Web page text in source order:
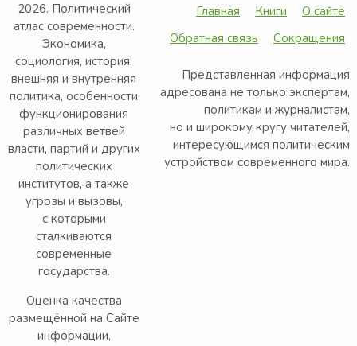
2026. Политический
атлас современности.
Экономика,
социология, история,
внешняя и внутренняя
политика, особенности
функционирования
различных ветвей
власти, партий и других
политических
институтов, а также
угрозы и вызовы,
с которыми
сталкиваются
современные
государства.
Оценка качества
размещённой на Сайте
информации,
Главная Книги
О сайте
Обратная связь
Сокращения
Представленная информация
адресована не только экспертам,
политикам и журналистам,
но и широкому кругу читателей,
интересующимся политическим
устройством современного мира.